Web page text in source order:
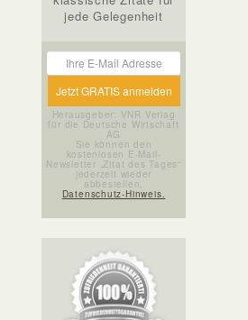
jede Gelegenheit
Herausgeber: VNR Verlag
für die Deutsche Wirtschaft
AG
Sie können den
kostenlosen E-Mail-
Newsletter „Zitat des Tages“
jederzeit wieder
abbestellen.
Datenschutz-Hinweis.